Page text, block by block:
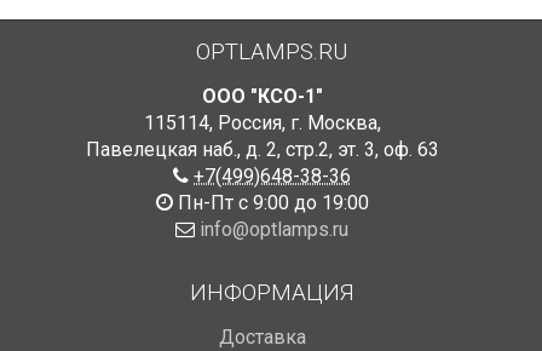
OPTLAMPS.RU
ООО "КСО-1"
115114, Россия, г. Москва,
Павелецкая наб., д. 2, стр.2, эт. 3, оф. 63
+7(499)648-38-36
Пн-Пт с 9:00 до 19:00
info@optlamps.ru
ИНФОРМАЦИЯ
Доставка